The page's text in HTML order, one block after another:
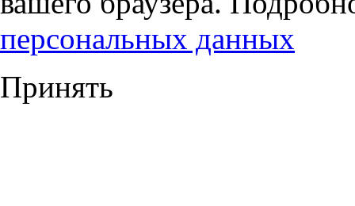
персональных данных
Принять